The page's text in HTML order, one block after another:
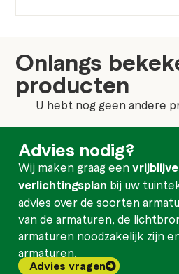
Onlangs
producten
U hebt nog geen andere
Advies nodig?
Wij maken graag een
verlichtingsplan bij uw
advies over de soorten
van de armaturen, de
armaturen noodzakelijk zijn
armaturen.
Advies vragen